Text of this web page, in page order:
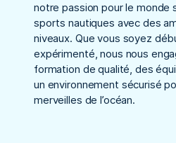
notre passion pour le monde
sports nautiques avec des
niveaux. Que vous soyez
expérimenté, nous nous
formation de qualité, des
un environnement sécurisé
merveilles de l’océan.